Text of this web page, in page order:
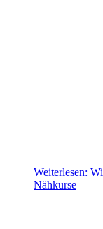
Weiterlesen:
Nähkurse